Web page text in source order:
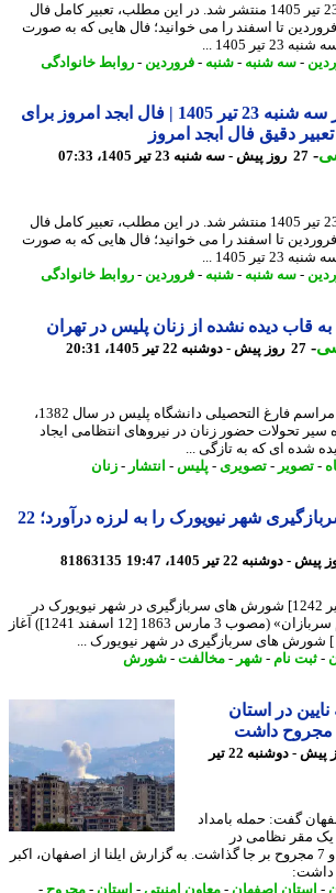
فال ابجد امروز سه شنبه 23 تیر 1405 منتشر شد. در این مطلب، تعبیر کامل فال
تا اسفند را می خوانید؛ فال هایی که به صورت
...
-سه شنبه-شنبه-فروردین -روابط خانوادگی
فال ابجد امروز سه شنبه 23 تیر 1405 | فال ابجد امروز برای
دقیق فال ابجد امروز
27 روز پیش - سه شنبه 23 تیر 1405، 07:33
فال ابجد امروز سه شنبه 23 تیر 1405 منتشر شد. در این مطلب، تعبیر کامل فال
تا اسفند را می خوانید؛ فال هایی که به صورت
...
-سه شنبه-شنبه-فروردین -روابط خانوادگی
دیده نشده از زنان پلیس در تهران
27 روز پیش - دوشنبه 22 تیر 1405، 20:31
انتشار تصویری قدیمی از مراسم فارغ التحصیلی دانشگاه پلیس در سال 1382،
تحولات حضور زنان در نیروهای انتظامی ایجاد
ای که به تازگی ...
-تصویری- پلیس-انتشار-زنان
شورش های سربازگیری شهر نیویورک را به لرزه درآورد؛ 22
81863135
[13 ژوییه 1863 برابر 22 تیر 1242] شورش های سربازگیری در شهر نیویورک در
واکنش به «قانون ثبت نام سربازان» (مصوب 3 مارس 1863 [12 اسفند 1241]) آغاز
های سربازگیری در شهر نیویورک ...
نام-شهر -مخالفت-شورش
در استان
27 روز پیش - دوشنبه 22 تیر
گفت: حمله بامداد
نظامی در
نایین یک شهید و 7 مجروح بر جا گذاشت. به گزارش ایلنا از اصفهان، اکبر
اصفهان-معاون امنیتی-استان-مجروح-